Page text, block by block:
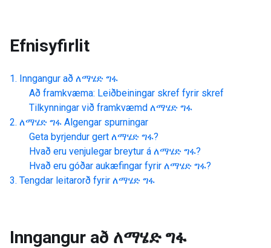
Efnisyfirlit
Inngangur að ለማሄድ ግፋ
Að framkvæma: Leiðbeiningar skref fyrir skref
Tilkynningar við framkvæmd ለማሄድ ግፋ
ለማሄድ ግፋ Algengar spurningar
Geta byrjendur gert ለማሄድ ግፋ?
Hvað eru venjulegar breytur á ለማሄድ ግፋ?
Hvað eru góðar aukæfingar fyrir ለማሄድ ግፋ?
Tengdar leitarorð fyrir ለማሄድ ግፋ
Inngangur að ለማሄድ ግፋ